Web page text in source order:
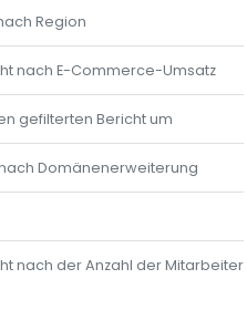
Region
nach E-Commerce-Umsatz
gefilterten Bericht um
Domänenerweiterung
nach der Anzahl der Mitarbeiter